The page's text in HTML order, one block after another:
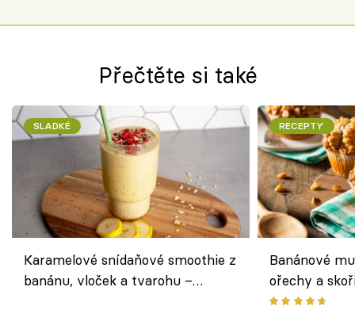
Přečtěte si také
SLADKÉ
Karamelové snídaňové smoothie z
banánu, vloček a tvarohu –
RECEPTY
Banánové
ořechy a